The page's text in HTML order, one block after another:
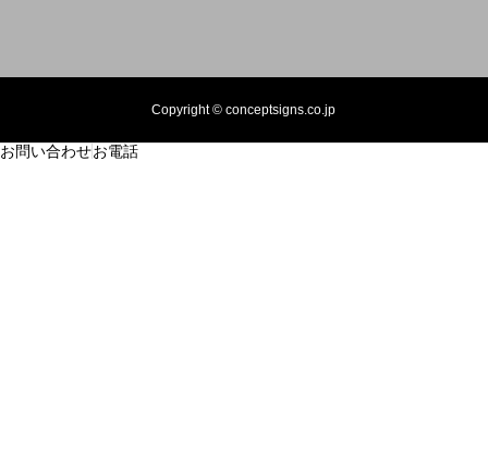
Copyright © conceptsigns.co.jp
お問い合わせお電話